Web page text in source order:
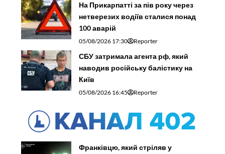
На Прикарпатті за пів року через
нетверезих водіїв сталися понад
100 аварій
05/08/2026 17:30 Reporter
СБУ затримала агента рф, який
наводив російську балістику на
Київ
05/08/2026 16:45 Reporter
Франківцю, який стріляв у